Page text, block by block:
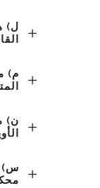
ل)
م)
ن)
س)